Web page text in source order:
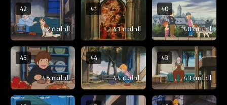
40
الحلقة 40
41
الحلقة 41
42
الحلقة 42
43
الحلقة 43
44
الحلقة 44
45
الحلقة 45